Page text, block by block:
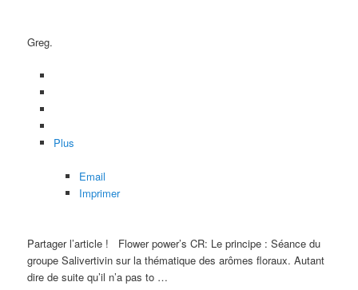
Greg.
Plus
Email
Imprimer
Partager l’article !
Flower power’s CR: Le principe : Séance du
groupe Salivertivin sur la thématique des arômes floraux. Autant
dire de suite qu’il n’a pas to …